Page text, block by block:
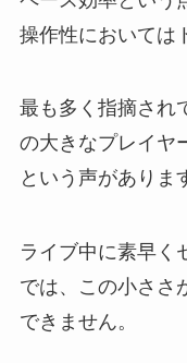
操作性においては
最も多く指摘され
の大きなプレイヤ
という声がありま
ライブ中に素早く
では、この小ささ
できません。